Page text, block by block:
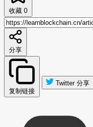
收藏 0
分享
复制链接
Twitter 分享